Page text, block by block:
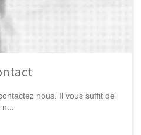
nous. Il vous suffit de